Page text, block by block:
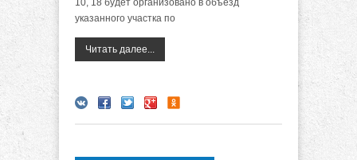
указанного участка по
Читать далее...